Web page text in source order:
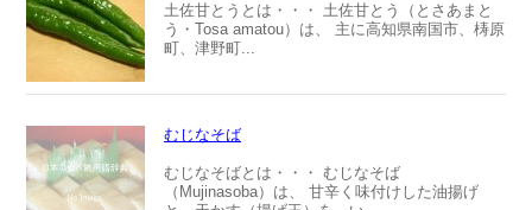
土佐甘とうとは・・・ 土佐甘とう（とさあまと
う・Tosa amatou）は、 主に高知県南国市、梼原
町、津野町...
むじなそば
むじなそばとは・・・ むじなそば
（Mujinasoba）は、 甘辛く味付けした油揚げ